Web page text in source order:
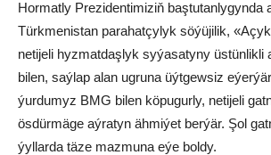
Hormatly Prezidentimiziň baştutanlygynda
Türkmenistan parahatçylyk söýüjilik,
netijeli hyzmatdaşlyk syýasatyny üstünlikli
bilen, saýlap alan ugruna üýtgewsiz
ýurdumyz BMG bilen köpugurly, netijeli
ösdürmäge aýratyn ähmiýet berýär. Şol
ýyllarda täze mazmuna eýe boldy.